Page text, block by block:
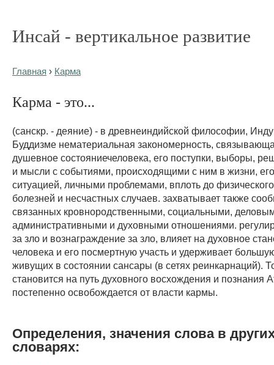
Инсай - вертикальное развитие
Главная › Карма
Карма - это...
(санскр. - деяние) - в древнеиндийской философии,
Буддизме нематериальная закономерность,
душевное состояниечеловека, его поступки, выборы,
и мысли с событиями, происходящими с ним в жизни,
ситуацией, личными проблемами, вплоть до
болезней и несчастных случаев. захватывает также
связанных кровнородственными, социальными,
административными и духовными отношениями.
за зло и вознаграждение за зло, влияет на духовное
человека и его посмертную участь и удерживает
живущих в состоянии сансары (в сетях реинкарнаций).
становится на путь духовного восхождения и познания
постепенно освобождается от власти кармы.
Определения, значения слова в
словарях: